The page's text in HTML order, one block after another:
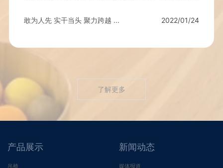
敢为人先 实干当头 聚力跨越 ... 2022/01/24
了解更多
产品展示
吊椅
新闻动态
媒体报道